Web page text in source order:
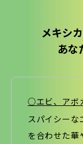
メキシ
あな
○エビ、アボ
スパイシーな
を合わせた華